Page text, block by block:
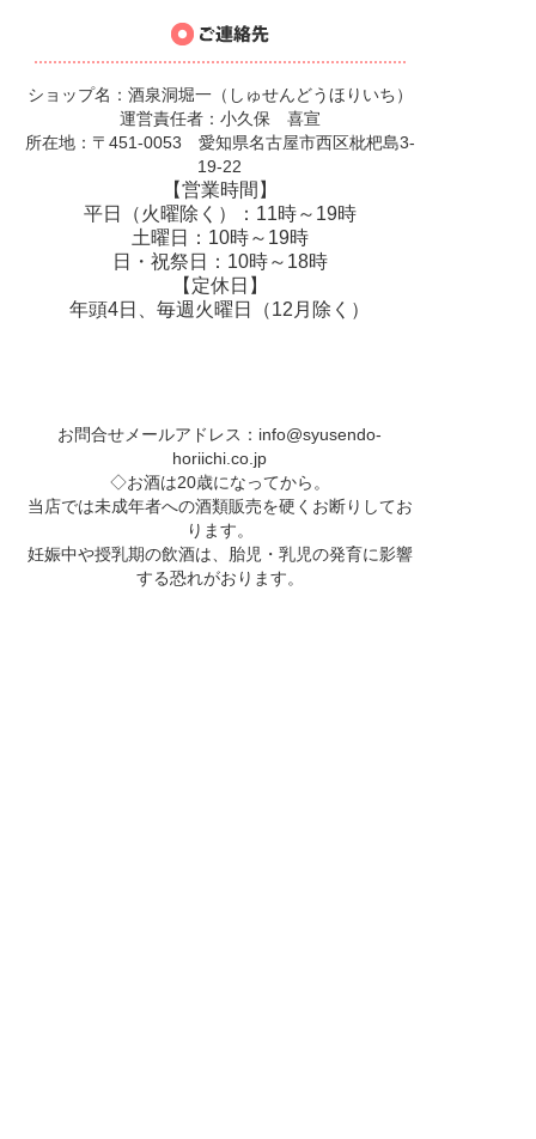
ショップ名：酒泉洞堀一（しゅせんどうほりいち）
運営責任者：小久保 喜宣
所在地：〒451-0053 愛知県名古屋市西区枇杷島3-
19-22
【営業時間】
平日（火曜除く）：11時～19時
土曜日：10時～19時
日・祝祭日：10時～18時
【定休日】
年頭4日、毎週火曜日（12月除く）
お問合せメールアドレス： info@syusendo-
horiichi.co.jp
◇お酒は20歳になってから。
当店では未成年者への酒類販売を硬くお断りしてお
ります。
妊娠中や授乳期の飲酒は、胎児・乳児の発育に影響
する恐れがおります。